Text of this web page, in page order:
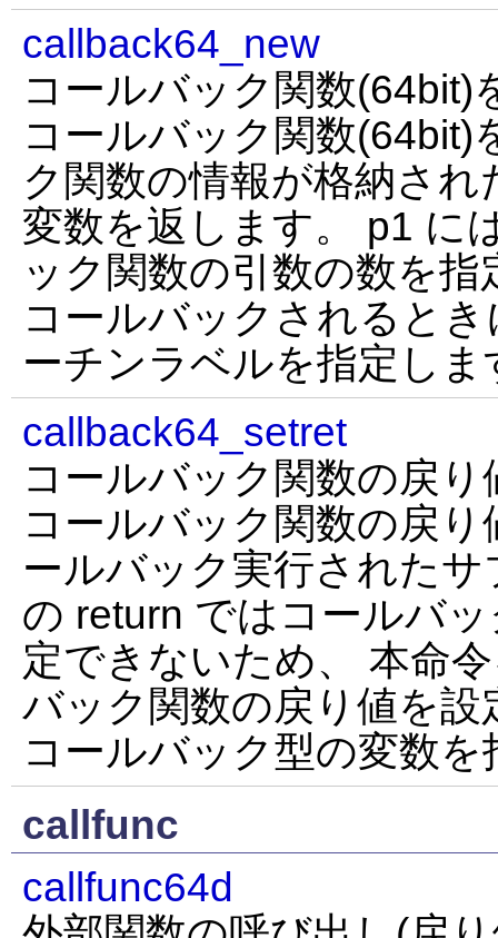
callback64_new
コールバック関数(64bit)
コールバック関数(64bit)
ク関数の情報が格納さ
変数を返します。 p1 に
ック関数の引数の数を
コールバックされると
ーチンラベルを指定しま
callback64_setret
コールバック関数の戻
コールバック関数の戻
ールバック実行された
の return ではコールバ
定できないため、 本命
バック関数の戻り値を
コールバック型の変数
callfunc
callfunc64d